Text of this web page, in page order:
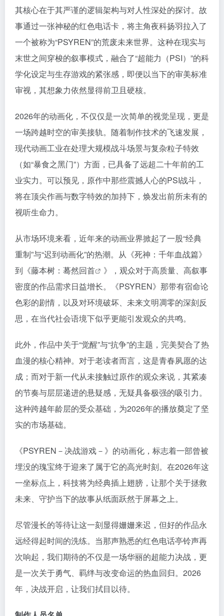
其核心在于其严谨的逻辑架构与对人性深处的探讨。故
事通过一张神秘的红色电话卡，将主角夜科扬羽拉入了
一个被称为“PSYREN”的荒废未来世界。这种在现实与
末世之间穿梭的叙事模式，融合了“超能力（PSI）”的科
学化设定与生存游戏的紧张感，即便以当下的审美标准
审视，其想象力依然显得前卫且硬核。
2026年的动画化，不仅仅是一次简单的视觉呈现，更是
一场跨越时空的审美接轨。随着制作技术的飞速发展，
现代动画工业在处理大规模战斗场景与复杂粒子特效
（如“暴食之黑门”）方面，已具备了远超二十年前的工
业实力。可以预见，原作中那些震撼人心的PSI战斗，
将在顶尖作画与数字特效的加持下，焕发出前所未有的
视听生命力。
从市场环境来看，近年来的动画业界掀起了一股“经典
重制”与“迟到动画化”的热潮。从《死神：千年血战篇》
到《藤本树： 蓦然回首
》，观众对于高质量、高叙事
密度的作品需求日益增长。《PSYREN》那带有宿命论
色彩的剧情，以及对环境破坏、未来文明凋零的深刻反
思，在当代社会语境下似乎更能引发观众的共鸣。
此外，作品中关于“觉醒”与“抗争”的主题，完美契合了热
血漫的核心精神。对于老读者而言，这是青春夙愿的达
成；而对于新一代从未接触过原作的观众来说，其紧凑
的节奏与层层递进的悬疑感，无疑具备极强的吸引力。
这种跨越年龄层的受众基础，为2026年的播放奠定了坚
实的市场基础。
《PSYREN－决战游戏－》的动画化，标志着一部曾被
埋没的瑰宝终于迎来了属于它的高光时刻。在2026年这
一坐标点上，科技将为经典插上翅膀，让那个关于拯救
未来、守护当下的故事从纸面跃然于屏幕之上。
尽管漫长的等待让这一刻显得姗姗来迟，但好的作品永
远经得起时间的洗练。当那声熟悉的红色电话亭铃声再
次响起，我们期待的不仅是一场华丽的超能力决战，更
是一次关于勇气、羁绊与改变命运的热血回归。2026
年，决战开启，让我们拭目以待。